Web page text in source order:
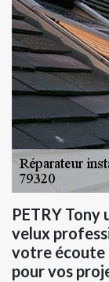
PETRY
velux
votre écoute
pour vos